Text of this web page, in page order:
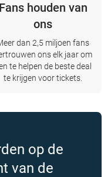
Fans houden van
ons
dan 2,5 miljoen fans
ons elk jaar om
te helpen de beste deal
te krijgen voor tickets.
op de
van de